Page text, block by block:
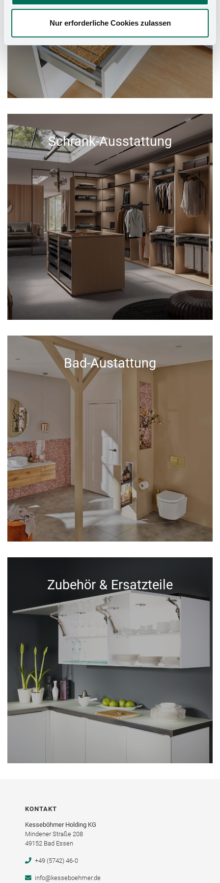
Nur erforderliche Cookies zulassen
Schrank-Ausstattung
Bad-Austattung
Zubehör & Ersatzteile
KONTAKT
Kesseböhmer Holding KG
Mindener Straße 208
49152 Bad Essen
+49 (5742) 46-0
info@kesseboehmer.de